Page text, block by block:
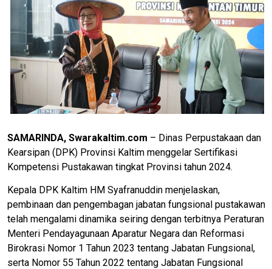
SAMARINDA, Swarakaltim.com – Dinas Perpustakaan dan
Kearsipan (DPK) Provinsi Kaltim menggelar Sertifikasi
Kompetensi Pustakawan tingkat Provinsi tahun 2024.
Kepala DPK Kaltim HM Syafranuddin menjelaskan,
pembinaan dan pengembagan jabatan fungsional pustakawan
telah mengalami dinamika seiring dengan terbitnya Peraturan
Menteri Pendayagunaan Aparatur Negara dan Reformasi
Birokrasi Nomor 1 Tahun 2023 tentang Jabatan Fungsional,
serta Nomor 55 Tahun 2022 tentang Jabatan Fungsional